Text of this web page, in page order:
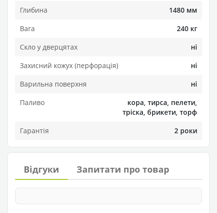
Глибина
1480 мм
Вага
240 кг
Скло у дверцятах
ні
Захисний кожух (перфорація)
ні
Варильна поверхня
ні
Паливо
кора, тирса, пелети,
тріска, брикети, торф
Гарантія
2 роки
Відгуки Запитати про товар